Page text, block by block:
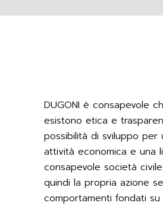
DUGONI è consapevole
esistono etica e
possibilità di sviluppo per
attività economica e una
consapevole società
quindi la propria azione
comportamenti fondati